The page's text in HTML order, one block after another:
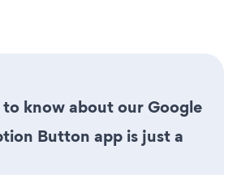
know about our Google
Button app is just a